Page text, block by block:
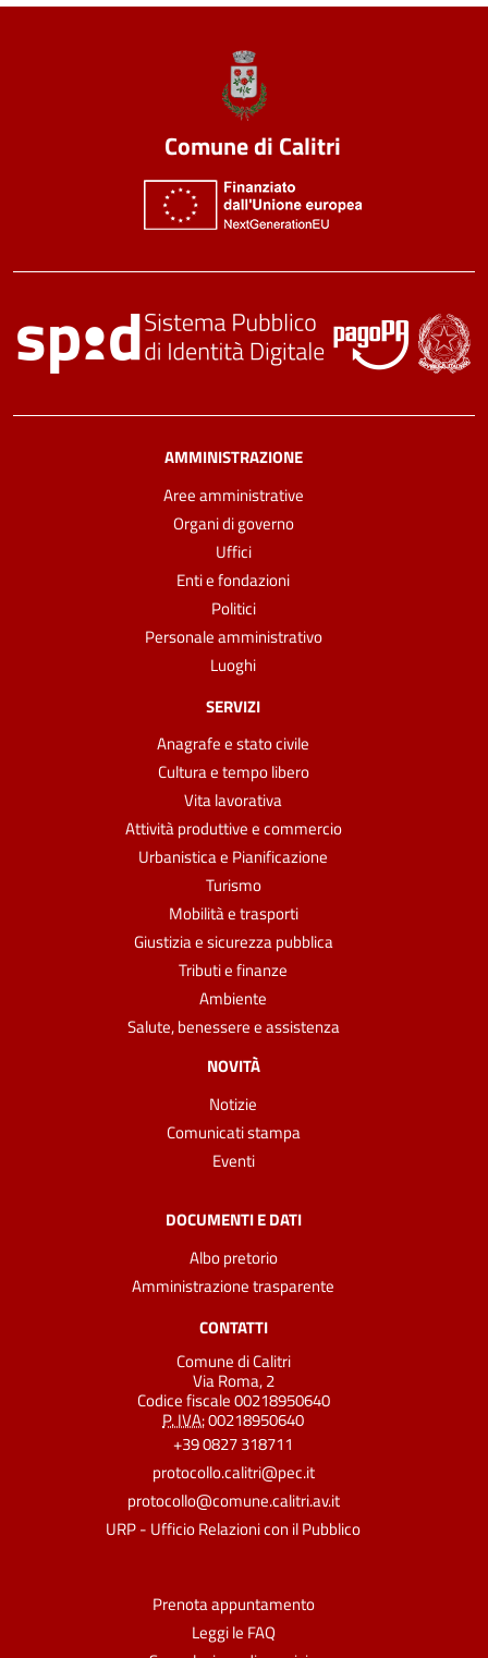
Comune di Calitri
AMMINISTRAZIONE
Aree amministrative
Organi di governo
Uffici
Enti e fondazioni
Politici
Personale amministrativo
Luoghi
SERVIZI
Anagrafe e stato civile
Cultura e tempo libero
Vita lavorativa
Attività produttive e commercio
Urbanistica e Pianificazione
Turismo
Mobilità e trasporti
Giustizia e sicurezza pubblica
Tributi e finanze
Ambiente
Salute, benessere e assistenza
NOVITÀ
Notizie
Comunicati stampa
Eventi
DOCUMENTI E DATI
Albo pretorio
Amministrazione trasparente
CONTATTI
Comune di Calitri
Via Roma, 2
Codice fiscale 00218950640
P. IVA:00218950640
+39 0827 318711
protocollo.calitri@pec.it
protocollo@comune.calitri.av.it
URP - Ufficio Relazioni con il Pubblico
Prenota appuntamento
Leggi le FAQ